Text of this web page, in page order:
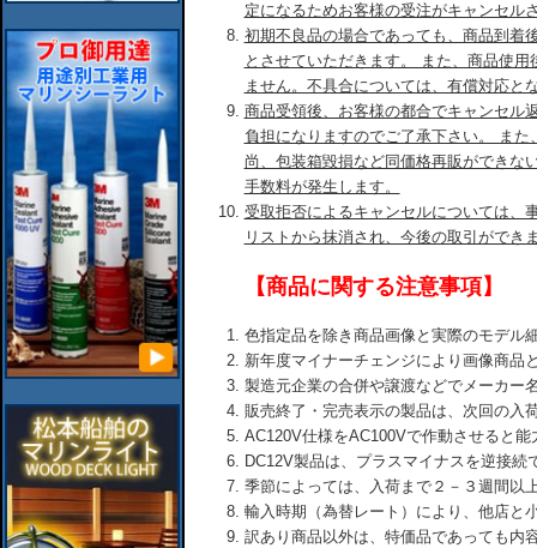
定になるためお客様の受注がキャンセル
初期不良品の場合であっても、商品到着
とさせていただきます。 また、商品使
ません。不具合については、有償対応と
商品受領後、お客様の都合でキャンセル
負担になりますのでご了承下さい。 ま
尚、包装箱毀損など同価格再販ができな
手数料が発生します。
受取拒否によるキャンセルについては、
リストから抹消され、今後の取引ができ
【商品に関する注意事項】
色指定品を除き商品画像と実際のモデル
新年度マイナーチェンジにより画像商品
製造元企業の合併や譲渡などでメーカー
販売終了・完売表示の製品は、次回の入
AC120V仕様をAC100Vで作動させると
DC12V製品は、プラスマイナスを逆接
季節によっては、入荷まで２－３週間以
輸入時期（為替レート）により、他店と
訳あり商品以外は、特価品であっても内